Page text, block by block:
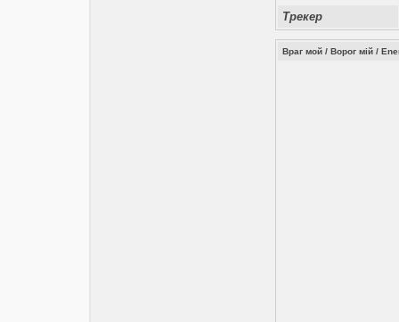
Трекер
Враг мой / Ворог мій /